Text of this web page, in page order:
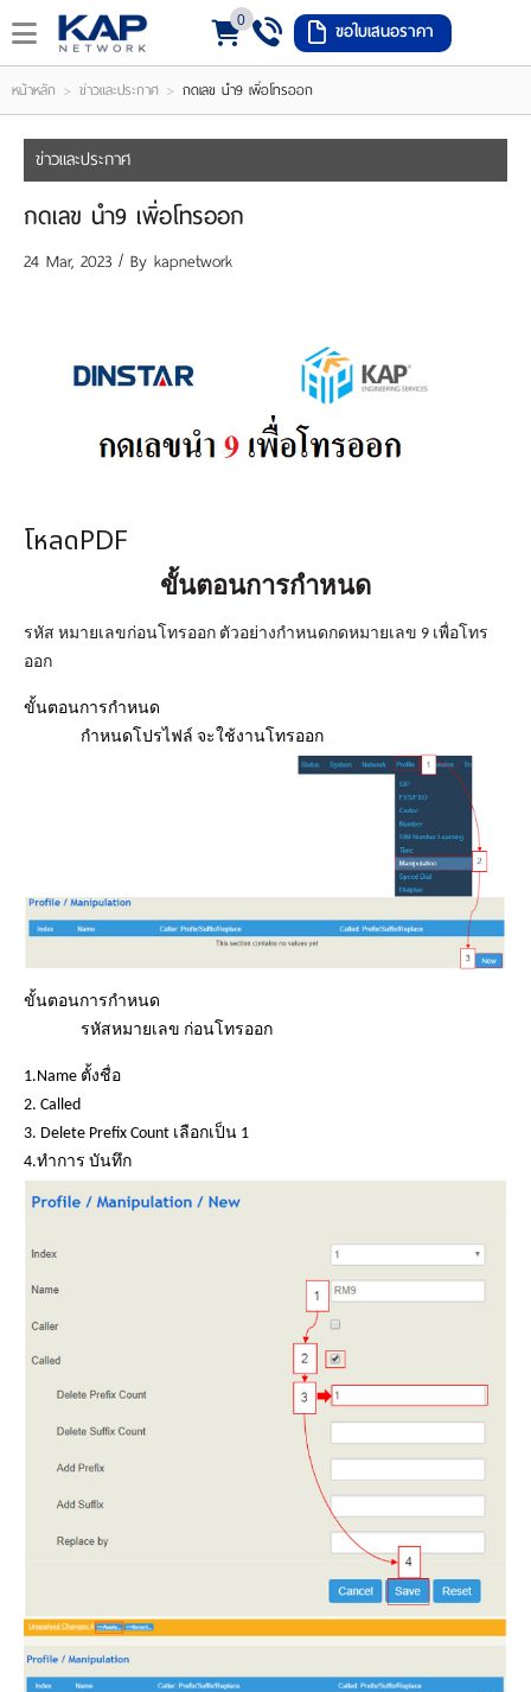
LOGIN
REGISTER
(
0
)
เงิน
รับ
ประกัน
คลัง
บริการ
อบรม
เรา
0 ขอใบเสนอราคา
หน้าหลัก > ข่าวและประกาศ > กดเลข นำ9 เพิ่อโทรออก
ข่าวและประกาศ
กดเลข นำ9 เพิ่อโทรออก
24 Mar, 2023 / By kapnetwork
โหลดPDF
ขั้นตอนการกำหนด
รหัส หมายเลขก่อนโทรออก ตัวอย่างกำหนดกดหมายเลข 9 เพื่อโทร
ออก
ขั้นตอนการกำหนด
กำหนดโปรไฟล์ จะใช้งานโทรออก
ขั้นตอนการกำหนด
รหัสหมายเลข ก่อนโทรออก
1.Name ตั้งชื่อ
2. Called
3. Delete Prefix Count เลือกเป็น 1
4.ทำการ บันทึก